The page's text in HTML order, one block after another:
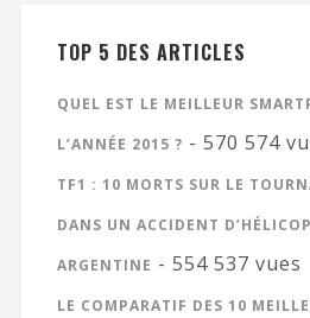
TOP 5 DES ARTICLES
QUEL EST LE MEILLEUR
L’ANNÉE 2015 ? - 570 574
TF1 : 10 MORTS SUR LE
DANS UN ACCIDENT
ARGENTINE - 554 537 vues
LE COMPARATIF DES 10